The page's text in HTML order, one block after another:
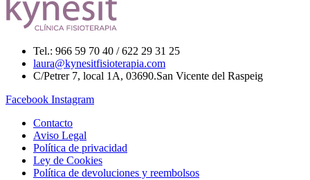
Tel.: 966 59 70 40 / 622 29 31 25
laura@kynesitfisioterapia.com
C/Petrer 7, local 1A, 03690.San Vicente del Raspeig
Facebook Instagram
Contacto
Aviso Legal
Política de privacidad
Ley de Cookies
Política de devoluciones y reembolsos